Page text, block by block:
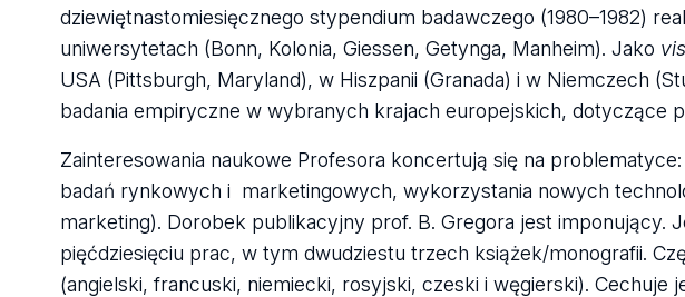
dziewiętnastomiesięcznego stypendium badawczego (1980–1982)
uniwersytetach (Bonn, Kolonia, Giessen, Getynga, Manheim). Jako
USA (Pittsburgh, Maryland), w Hiszpanii (Granada) i w Niemczech
badania empiryczne w wybranych krajach europejskich, dotyczące
Zainteresowania naukowe Profesora koncertują się na
badań rynkowych i marketingowych, wykorzystania nowych
marketing). Dorobek publikacyjny prof. B. Gregora jest imponujący.
pięćdziesięciu prac, w tym dwudziestu trzech książek/monografii.
(angielski, francuski, niemiecki, rosyjski, czeski i węgierski).